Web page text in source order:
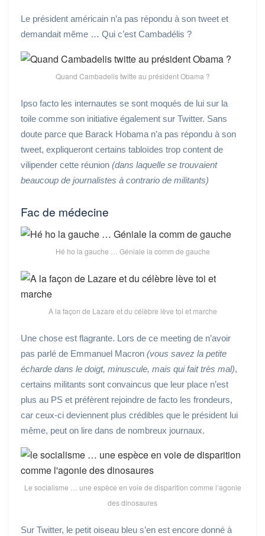
Le président américain n’a pas répondu à son tweet et
demandait même … Qui c’est Cambadélis ?
Quand Cambadelis twitte au président Obama ?
Ipso facto les internautes se sont moqués de lui sur la
toile comme son initiative également sur Twitter. Sans
doute parce que Barack Hobama n’a pas répondu à son
tweet, expliqueront certains tabloïdes trop content de
vilipender cette réunion (dans laquelle se trouvaient
beaucoup de journalistes à contrario de militants)
Fac de médecine
Hé ho la gauche … Géniale la comm de gauche
A la façon de Lazare et du célèbre lève toi et marche
Une chose est flagrante. Lors de ce meeting de n’avoir
pas parlé de Emmanuel Macron (vous savez la petite
écharde dans le doigt, minuscule, mais qui fait très mal),
certains militants sont convaincus que leur place n’est
plus au PS et préfèrent rejoindre de facto les frondeurs,
car ceux-ci deviennent plus crédibles que le président lui
même, peut on lire dans de nombreux journaux.
Le socialisme … une espèce en voie de disparition comme l’agonie
des dinosaures
Sur Twitter, le petit oiseau bleu s’en est encore donné à